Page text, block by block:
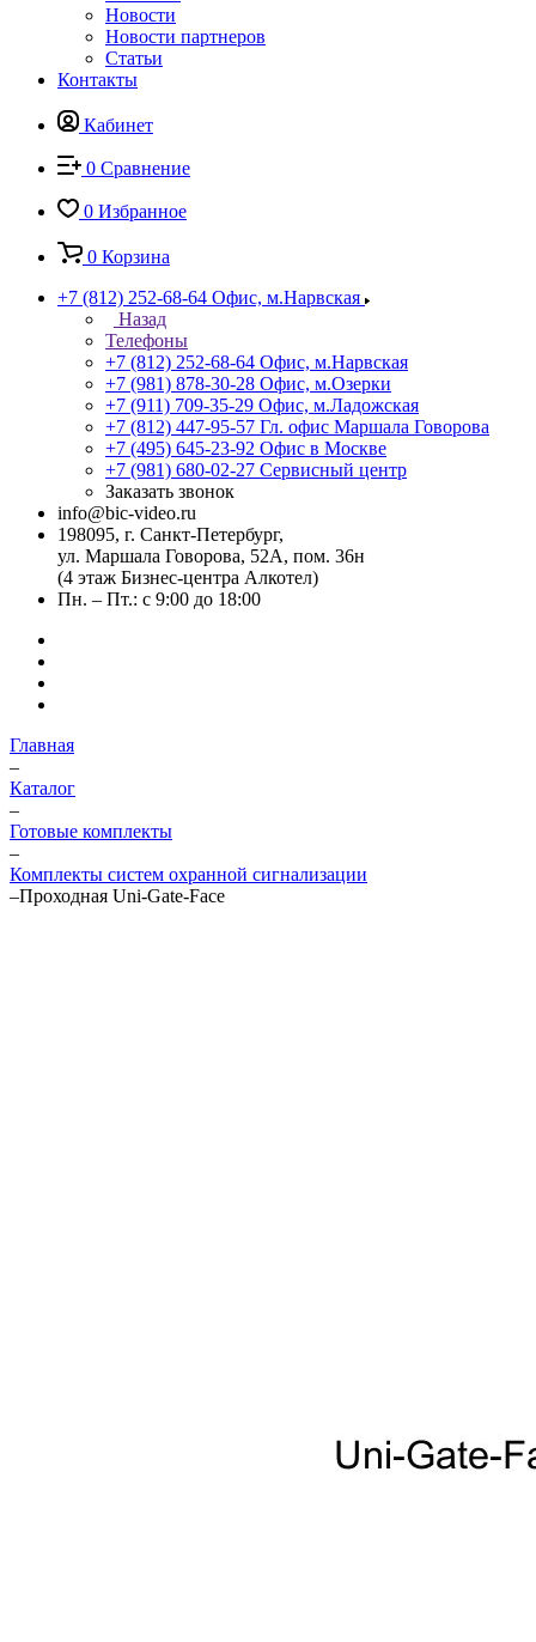
Новости
Новости партнеров
Статьи
Контакты
Кабинет
0 Сравнение
0 Избранное
0 Корзина
+7 (812) 252-68-64 Офис, м.Нарвская
Назад
Телефоны
+7 (812) 252-68-64 Офис, м.Нарвская
+7 (981) 878-30-28 Офис, м.Озерки
+7 (911) 709-35-29 Офис, м.Ладожская
+7 (812) 447-95-57 Гл. офис Маршала Говорова
+7 (495) 645-23-92 Офис в Москве
+7 (981) 680-02-27 Сервисный центр
Заказать звонок
info@bic-video.ru
198095, г. Санкт-Петербург,
ул. Маршала Говорова, 52А, пом. 36н
(4 этаж Бизнес-центра Алкотел)
Пн. – Пт.: с 9:00 до 18:00
Главная
–
Каталог
–
Готовые комплекты
–
Комплекты систем охранной сигнализации
–Проходная Uni-Gate-Face